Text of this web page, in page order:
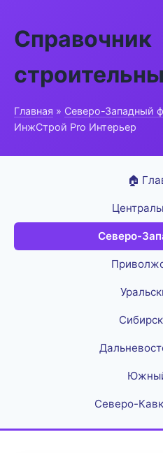
Справочник
Главная » Северо-Западный
ИнжСтрой Pro Интерьер
🏠
Северо-
Северо-